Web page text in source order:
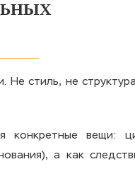
стиль, не
конкретные вещи:
а как